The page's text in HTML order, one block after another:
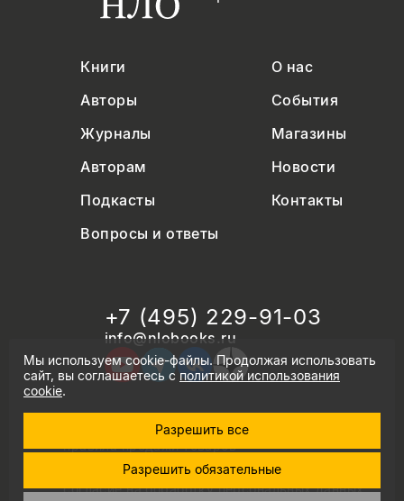
Книги
О нас
Авторы
События
Журналы
Магазины
Авторам
Новости
Подкасты
Контакты
Вопросы и ответы
+7 (495) 229-91-03
info@nlobooks.ru
© Новое литературное обозрение. 2026
правила продажи товаров
политика использования cookie
согласие на обработку персональных данных
Мы используем cookie-файлы. Продолжая использовать
сайт, вы соглашаетесь сполитикой использования
cookie.
Разрешить все
Разрешить обязательные